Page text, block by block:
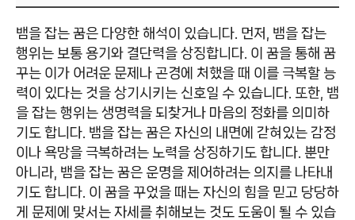
뱀을 잡는 꿈은 다양한 해석이 있습니다. 먼저, 뱀을 잡는
행위는 보통 용기와 결단력을 상징합니다. 이 꿈을 통해 꿈
꾸는 이가 어려운 문제나 곤경에 처했을 때 이를 극복할 능
력이 있다는 것을 상기시키는 신호일 수 있습니다. 또한, 뱀
을 잡는 행위는 생명력을 되찾거나 마음의 정화를 의미하
기도 합니다. 뱀을 잡는 꿈은 자신의 내면에 갇혀있는 감정
이나 욕망을 극복하려는 노력을 상징하기도 합니다. 뿐만
아니라, 뱀을 잡는 꿈은 운명을 제어하려는 의지를 나타내
기도 합니다. 이 꿈을 꾸었을 때는 자신의 힘을 믿고 당당하
게 문제에 맞서는 자세를 취해보는 것도 도움이 될 수 있습